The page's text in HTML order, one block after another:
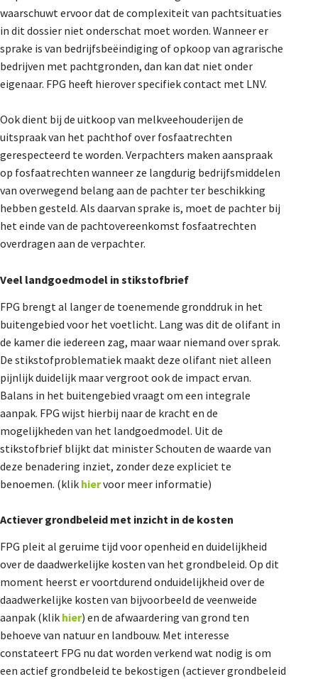
waarschuwt ervoor dat de complexiteit van pachtsituaties
in dit dossier niet onderschat moet worden. Wanneer er
sprake is van bedrijfsbeëindiging of opkoop van agrarische
bedrijven met pachtgronden, dan kan dat niet onder
eigenaar. FPG heeft hierover specifiek contact met LNV.
Ook dient bij de uitkoop van melkveehouderijen de
uitspraak van het pachthof over fosfaatrechten
gerespecteerd te worden. Verpachters maken aanspraak
op fosfaatrechten wanneer ze langdurig bedrijfsmiddelen
van overwegend belang aan de pachter ter beschikking
hebben gesteld. Als daarvan sprake is, moet de pachter bij
het einde van de pachtovereenkomst fosfaatrechten
overdragen aan de verpachter.
Veel landgoedmodel in stikstofbrief
FPG brengt al langer de toenemende gronddruk in het
buitengebied voor het voetlicht. Lang was dit de olifant in
de kamer die iedereen zag, maar waar niemand over sprak.
De stikstofproblematiek maakt deze olifant niet alleen
pijnlijk duidelijk maar vergroot ook de impact ervan.
Balans in het buitengebied vraagt om een integrale
aanpak. FPG wijst hierbij naar de kracht en de
mogelijkheden van het landgoedmodel. Uit de
stikstofbrief blijkt dat minister Schouten de waarde van
deze benadering inziet, zonder deze expliciet te
benoemen. (klik hiervoor meer informatie)
Actiever grondbeleid met inzicht in de kosten
FPG pleit al geruime tijd voor openheid en duidelijkheid
over de daadwerkelijke kosten van het grondbeleid. Op dit
moment heerst er voortdurend onduidelijkheid over de
daadwerkelijke kosten van bijvoorbeeld de veenweide
aanpak (klik hier) en de afwaardering van grond ten
behoeve van natuur en landbouw. Met interesse
constateert FPG nu dat worden verkend wat nodig is om
een actief grondbeleid te bekostigen (actiever grondbeleid